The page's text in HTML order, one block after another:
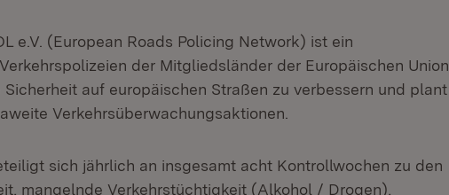
e.V. (European Roads Policing Network) ist ein
der Mitgliedsländer der Europäischen Union.
auf europäischen Straßen zu verbessern und plant
Verkehrsüberwachungsaktionen.
sich jährlich an insgesamt acht Kontrollwochen zu den
mangelnde Verkehrstüchtigkeit (Alkohol / Drogen),